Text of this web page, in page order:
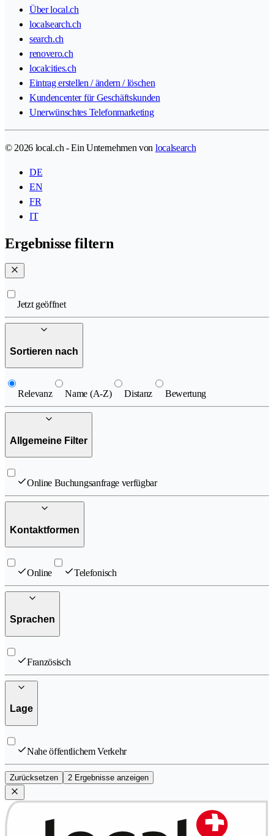
Über local.ch
localsearch.ch
search.ch
renovero.ch
localcities.ch
Eintrag erstellen / ändern / löschen
Kundencenter für Geschäftskunden
Unerwünschtes Telefonmarketing
© 2026 local.ch - Ein Unternehmen von localsearch
DE
EN
FR
IT
Ergebnisse filtern
Jetzt geöffnet
Sortieren nach
Relevanz Name (A-Z) Distanz Bewertung
Allgemeine Filter
Online Buchungsanfrage verfügbar
Kontaktformen
Online Telefonisch
Sprachen
Französisch
Lage
Nahe öffentlichem Verkehr
Zurücksetzen 2 Ergebnisse anzeigen